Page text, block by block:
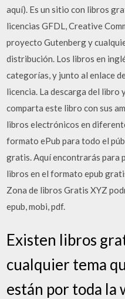
aquí). Es un sitio con libros
licencias GFDL, Creative
proyecto Gutenberg y
distribución. Los libros en
categorías, y junto al enlace
licencia. La descarga del libro
comparta este libro con sus
libros electrónicos en
formato ePub para todo el
gratis. Aquí encontrarás para
libros en el formato epub
Zona de libros Gratis XYZ
epub, mobi, pdf.
Existen libros
cualquier tema
están por toda la